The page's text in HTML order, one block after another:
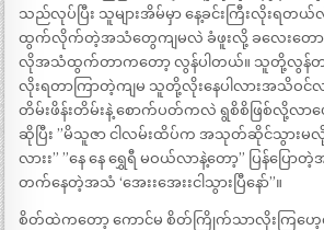
သည်လုပ်ပြီး သူများအိမ်မှာ နေ့ခင်းကြီးလိုးရတယ်
ထွက်လိုက်တဲ့အသံတွေကျမလဲ ခံဖူးလို့ ခလေးတောင်
လိုအသံထွက်တာကတော့ လွန်ပါတယ်။ သူတို့လွန်တာ
လိုးရတာကြာတဲ့ကျမ သူတို့လိုးနေပါလားအသိဝင်လ
တိမ်းဖိန်းတိမ်းနဲ့ စောက်ပတ်ကလဲ ရွစိစိဖြစ်လို့လာပေ
ဆိုပြီး ”မိသူဇာ ငါလမ်းထိပ်က အသုတ်ဆိုင်သွားမလို့
လားး” ”နေ နေ ရွှေရီ မဝယ်လာနဲ့တော့” ပြန်ပြ
တက်နေတဲ့အသံ ‘အေးးအေးးငါသွားပြီနော်”။
စိတ်ထဲကတော့ ကောင်မ စိတ်ကြိုက်သာလိုးကြဟ